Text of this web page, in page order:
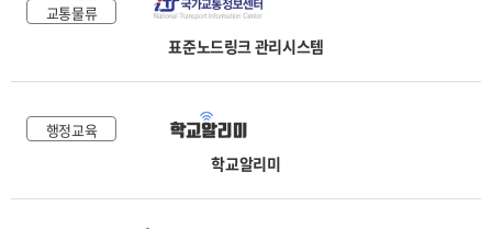
교통물류
표준노드링크 관리시스템
행정교육
학교알리미